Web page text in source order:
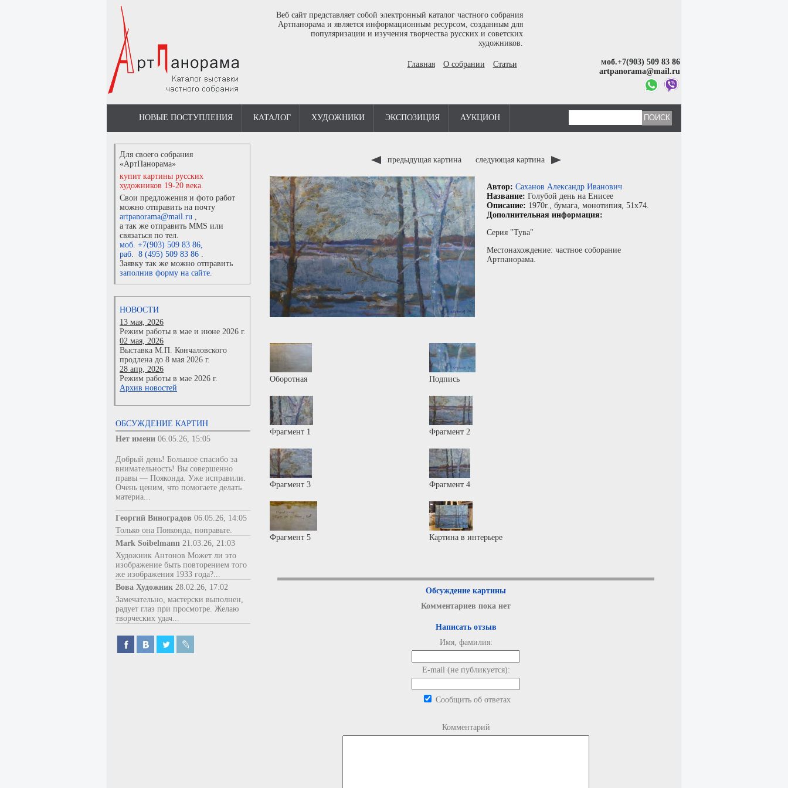
Веб сайт представляет собой электронный каталог частного собрания
Артпанорама и является информационным ресурсом, созданным для
популяризации и изучения творчества русских и советских
художников.
Главная О собрании Статьи
моб.+7(903) 509 83 86
artpanorama@mail.ru
НОВЫЕ ПОСТУПЛЕНИЯ КАТАЛОГ ХУДОЖНИКИ ЭКСПОЗИЦИЯ АУКЦИОН
Для своего собрания
«АртПанорама»
купит картины русских
художников 19-20 века.
Свои предложения и фото работ
можно отправить на почту
artpanorama@mail.ru ,
а так же отправить MMS или
связаться по тел.
моб. +7(903) 509 83 86,
раб. 8 (495) 509 83 86 .
Заявку так же можно отправить
заполнив форму на сайте.
НОВОСТИ
13 мая, 2026
Режим работы в мае и июне 2026 г.
02 мая, 2026
Выставка М.П. Кончаловского
продлена до 8 мая 2026 г.
28 апр, 2026
Режим работы в мае 2026 г.
Архив новостей
ОБСУЖДЕНИЕ КАРТИН
Нет имени 06.05.26, 15:05
Добрый день! Большое спасибо за
внимательность! Вы совершенно
правы — Пояконда. Уже исправили.
Очень ценим, что помогаете делать
материа...
Георгий Виноградов 06.05.26, 14:05
Только она Пояконда, поправьте.
Mark Soibelmann 21.03.26, 21:03
Художник Антонов Может ли это
изображение быть повторением того
же изображения 1933 года?...
Вова Художник 28.02.26, 17:02
Замечательно, мастерски выполнен,
радует глаз при просмотре. Желаю
творческих удач...
предыдущая картина следующая картина
Автор: Саханов Александр Иванович
Название: Голубой день на Енисее
Описание: 1970г., бумага, монотипия, 51x74.
Дополнительная информация:
Серия "Тува"
Местонахождение: частное соборание
Артпанорама.
Оборотная Подпись
Фрагмент 1 Фрагмент 2
Фрагмент 3 Фрагмент 4
Фрагмент 5 Картина в интерьере
Обсуждение картины
Комментариев пока нет
Написать отзыв
Имя, фамилия:
E-mail (не публикуется):
Сообщить об ответах
Комментарий